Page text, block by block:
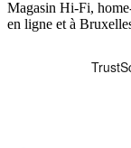
Magasin Hi-Fi,
en ligne et à